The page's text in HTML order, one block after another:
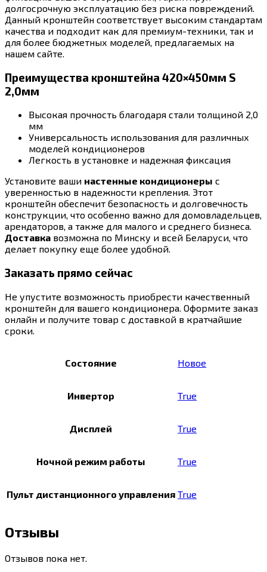
долгосрочную эксплуатацию без риска повреждений.
Данный кронштейн соответствует высоким стандартам
качества и подходит как для премиум-техники, так и
для более бюджетных моделей, предлагаемых на
нашем сайте.
Преимущества кронштейна 420×450мм S
2,0мм
Высокая прочность благодаря стали толщиной 2,0
мм
Универсальность использования для различных
моделей кондиционеров
Легкость в установке и надежная фиксация
Установите ваши настенные кондиционеры с
уверенностью в надежности крепления. Этот
кронштейн обеспечит безопасность и долговечность
конструкции, что особенно важно для домовладельцев,
арендаторов, а также для малого и среднего бизнеса.
Доставка возможна по Минску и всей Беларуси, что
делает покупку еще более удобной.
Заказать прямо сейчас
Не упустите возможность приобрести качественный
кронштейн для вашего кондиционера. Оформите заказ
онлайн и получите товар с доставкой в кратчайшие
сроки.
Состояние Новое
Инвертор True
Дисплей True
Ночной режим работы True
Пульт дистанционного управления True
Отзывы
Отзывов пока нет.